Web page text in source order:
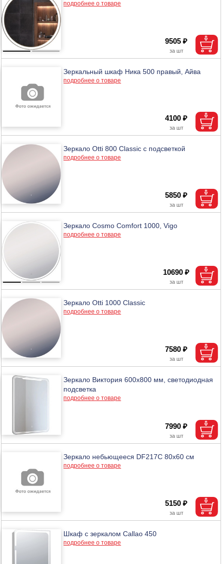
подробнее о товаре
9505 ₽
Зеркальный шкаф Ника 500 правый, Айва
подробнее о товаре
4100 ₽
Зеркало Otti 800 Classic с подсветкой
подробнее о товаре
5850 ₽
Зеркало Cosmo Comfort 1000, Vigo
подробнее о товаре
10690 ₽
Зеркало Otti 1000 Classic
подробнее о товаре
7580 ₽
Зеркало Виктория 600х800 мм, светодиодная
подсветка
подробнее о товаре
7990 ₽
Зеркало небьющееся DF217C 80х60 см
подробнее о товаре
5150 ₽
Шкаф с зеркалом Callao 450
подробнее о товаре